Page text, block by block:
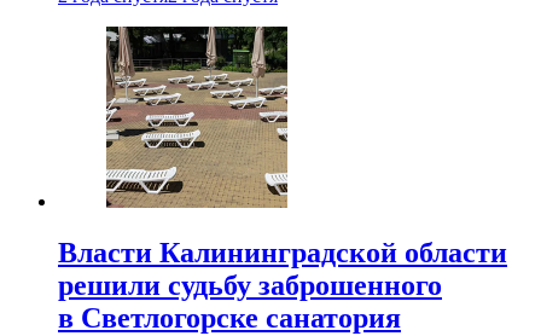
Власти Калининградской области
решили судьбу заброшенного
в Светлогорске санатория